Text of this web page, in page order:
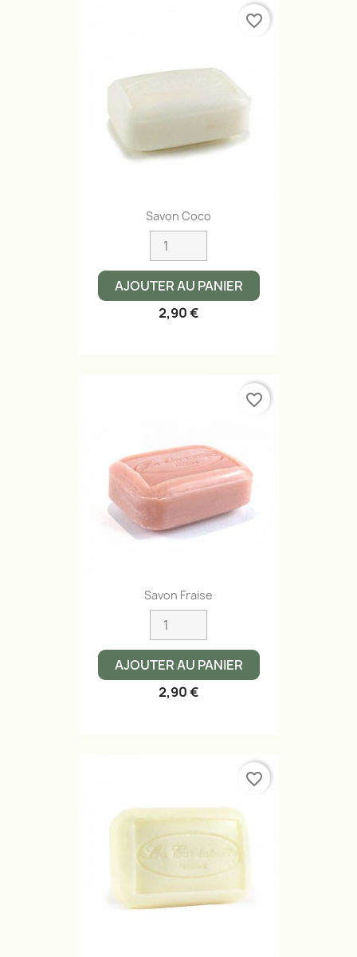
Savon Coco
AJOUTER AU PANIER
2,90 €
favorite_border
Savon Fraise
AJOUTER AU PANIER
2,90 €
favorite_border
favorite_border